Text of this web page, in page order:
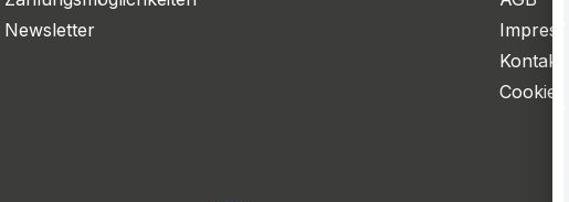
Newsletter
Kontakt
Cookie